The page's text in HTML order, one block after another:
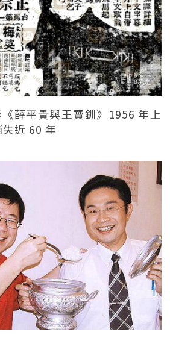
薛平貴與王寶釧》1956 年上
近 60 年